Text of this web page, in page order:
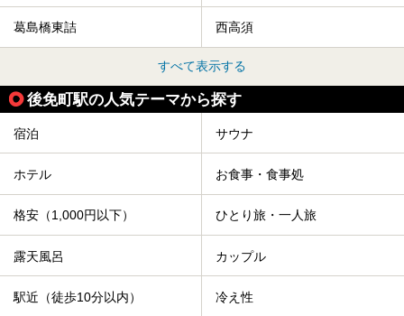
葛島橋東詰 西高須
すべて表示する
後免町駅の人気テーマから探す
宿泊 サウナ
ホテル お食事・食事処
格安（1,000円以下） ひとり旅・一人旅
露天風呂 カップル
駅近（徒歩10分以内） 冷え性